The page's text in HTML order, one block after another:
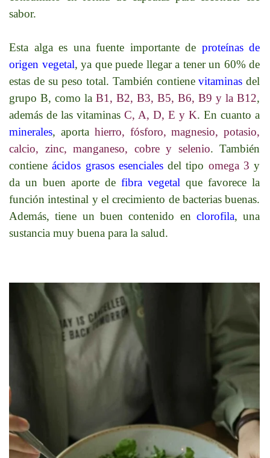
sabor.
Esta alga es una fuente importante de proteínas de
origen vegetal, ya que puede llegar a tener un 60% de
estas de su peso total. También contienevitaminasdel
grupo B, como laB1, B2, B3, B5, B6, B9 y la B12,
además de las vitaminasC, A, D, E y K. En cuanto a
minerales, aporta hierro, fósforo, magnesio, potasio,
calcio, zinc, manganeso, cobre y selenio. También
contieneácidos grasos esencialesdel tipo omega 3 y
da un buen aporte defibra vegetal que favorece la
función intestinal y el crecimiento de bacterias buenas.
Además, tiene un buen contenido en clorofila, una
sustancia muy buena para la salud.